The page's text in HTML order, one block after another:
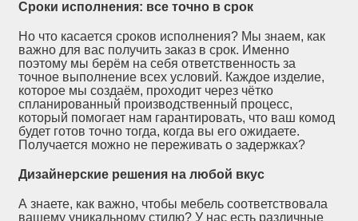
Сроки исполнения: все точно в срок
Но что касается сроков исполнения? Мы знаем, как
важно для вас получить заказ в срок. Именно
поэтому мы берём на себя ответственность за
точное выполнение всех условий. Каждое изделие,
которое мы создаём, проходит через чётко
спланированный производственный процесс,
который помогает нам гарантировать, что ваш комод
будет готов точно тогда, когда вы его ожидаете.
Получается можно не переживать о задержках?
Дизайнерские решения на любой вкус
А знаете, как важно, чтобы мебель соответствовала
вашему уникальному стилю? У нас есть различные